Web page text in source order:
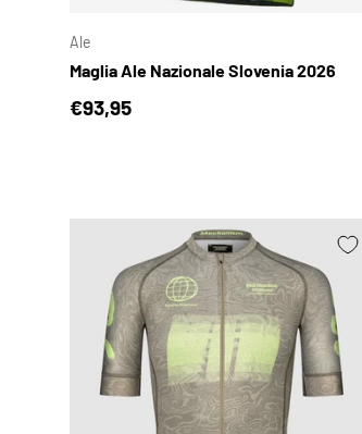
Ale
Maglia Ale Nazionale Slovenia 2026
Prezzo normale
€93,95